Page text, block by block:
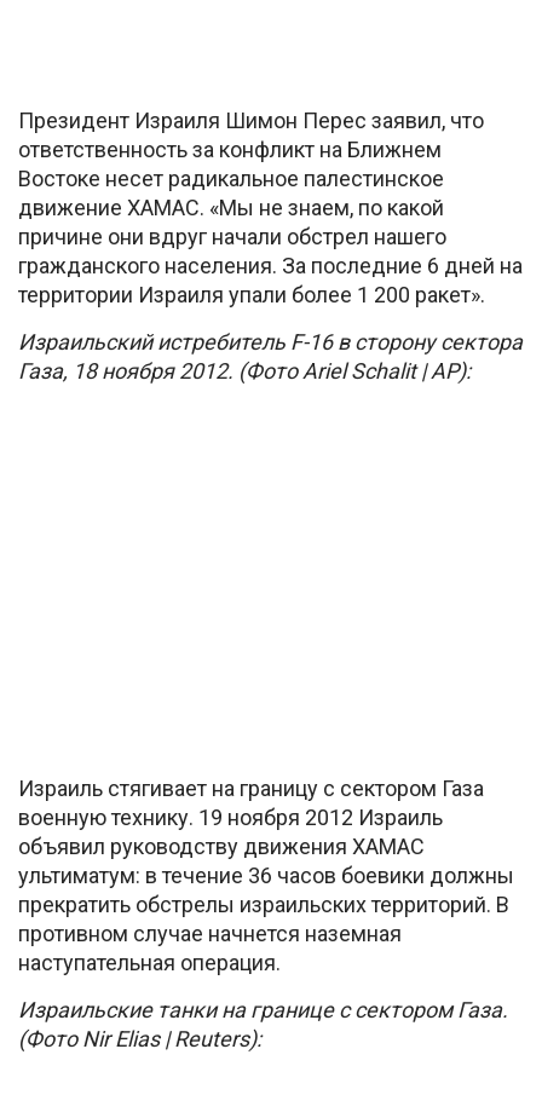
Президент Израиля Шимон Перес заявил, что
ответственность за конфликт на Ближнем
Востоке несет радикальное палестинское
движение ХАМАС. «Мы не знаем, по какой
причине они вдруг начали обстрел нашего
гражданского населения. За последние 6 дней на
территории Израиля упали более 1 200 ракет».
Израильский истребитель F-16 в сторону сектора
Газа, 18 ноября 2012. (Фото Ariel Schalit | AP):
Израиль стягивает на границу с сектором Газа
военную технику. 19 ноября 2012 Израиль
объявил руководству движения ХАМАС
ультиматум: в течение 36 часов боевики должны
прекратить обстрелы израильских территорий. В
противном случае начнется наземная
наступательная операция.
Израильские танки на границе с сектором Газа.
(Фото Nir Elias | Reuters):